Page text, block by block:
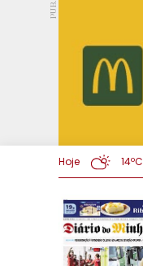
PUB.
Hoje 14ºC